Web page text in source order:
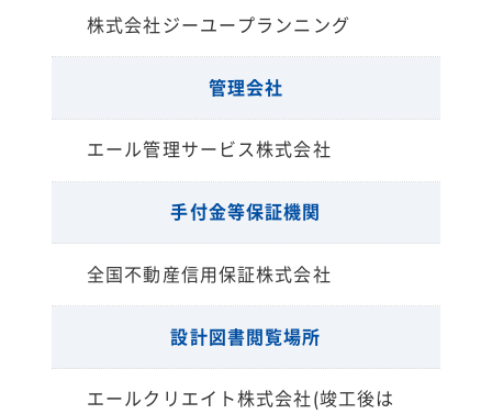
株式会社ジーユープランニング
管理会社
エール管理サービス株式会社
手付金等保証機関
全国不動産信用保証株式会社
設計図書閲覧場所
エールクリエイト株式会社(竣工後は